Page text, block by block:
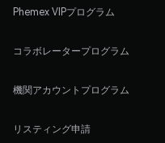
Phemex VIPプログラム
コラボレータープログラム
機関アカウントプログラム
リスティング申請